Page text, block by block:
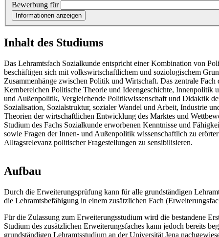
Bewerbung für
Informationen anzeigen
Inhalt des Studiums
Das Lehramtsfach Sozialkunde entspricht einer Kombination von
beschäftigen sich mit volkswirtschaftlichem und soziologischem
Zusammenhänge zwischen Politik und Wirtschaft. Das zentrale
Kernbereichen Politische Theorie und Ideengeschichte, Innenpolitik
und Außenpolitik, Vergleichende Politikwissenschaft und Didaktik
Sozialisation, Sozialstruktur, sozialer Wandel und Arbeit, Industrie
Theorien der wirtschaftlichen Entwicklung des Marktes und
Studium des Fachs Sozialkunde erworbenen Kenntnisse und
sowie Fragen der Innen- und Außenpolitik wissenschaftlich zu
Alltagsrelevanz politischer Fragestellungen zu sensibilisieren.
Aufbau
Durch die Erweiterungsprüfung kann für alle grundständigen
die Lehramtsbefähigung in einem zusätzlichen Fach
Für die Zulassung zum Erweiterungsstudium wird die bestandene
Studium des zusätzlichen Erweiterungsfaches kann jedoch bereits
grundständigen Lehramtsstudium an der Universität Jena